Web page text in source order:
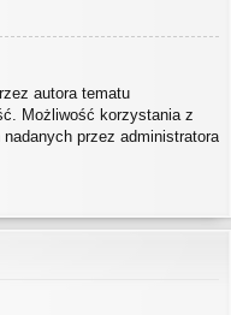
autora tematu
Możliwość korzystania z
przez administratora